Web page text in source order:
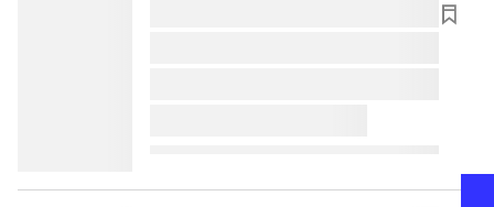
lorem ipsum dolor sit amet ...